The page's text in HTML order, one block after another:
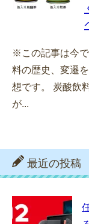
※この記事は今
料の歴史、変遷
想です。 炭酸飲
が...
最近の投稿